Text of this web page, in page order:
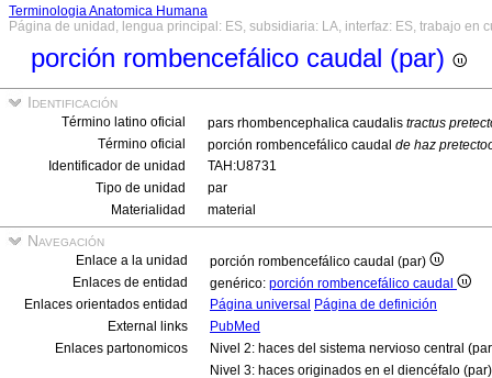
Terminologia Anatomica Humana
Página de unidad, lengua principal: ES, subsidiaria: LA, interfaz: ES, trabajo en
porción rombencefálico caudal (par)
Identificación
Término latino oficial pars rhombencephalica caudalis tractus
Término oficial
porción rombencefálico caudal de haz
Identificador de unidad
TAH:U8731
Tipo de unidad
par
Materialidad
material
Navegación
Enlace a la unidad
porción rombencefálico caudal (par)
Enlaces de entidad
genérico: porción rombencefálico caudal
Enlaces orientados entidad
Página universal Página de definición
External links
PubMed
Enlaces partonomicos
Nivel 2: haces del sistema nervioso central
Nivel 3: haces originados en el diencéfalo